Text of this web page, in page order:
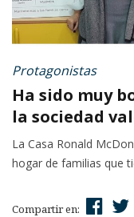
Protagonistas
Ha sido muy
la sociedad
La Casa Ronald
hogar de familias que
Compartir en: